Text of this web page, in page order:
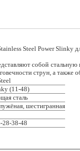
Steel Power Slinky
собой
струн, а также
(11-48)
сталь
шестигранная
28-38-48